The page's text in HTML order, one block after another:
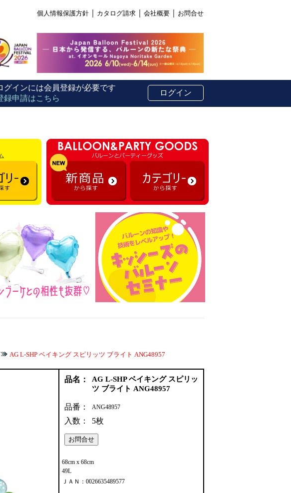
個人情報保護方針 カタログ請求 会社概要 お問合せ
グインには会員登録が必要です
録申請はこちら
ログイン
AG L-SHP ベイキング スピリッツ ブライト ANG48957
品名：
AG L-SHP ベイキング スピリッ
ツ ブライト ANG48957
品番： ANG48957
入数： 5枚
68cm x 68cm
49L
ＪＡＮ：0026635489577